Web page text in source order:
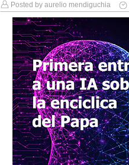
Posted by aurelio mendiguchia